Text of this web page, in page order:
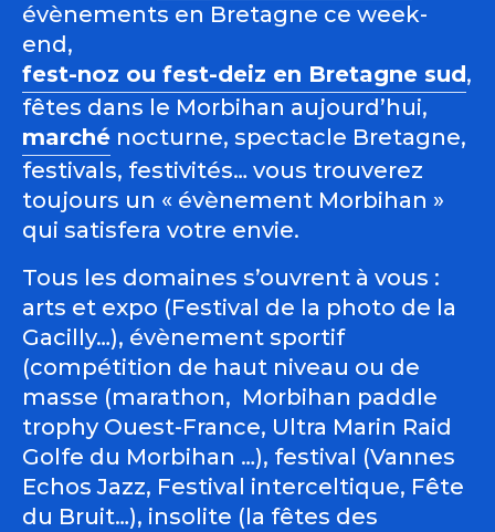
évènements en Bretagne ce week-
end,
fest-noz ou fest-deiz en Bretagne sud,
fêtes dans le Morbihan aujourd’hui,
marché nocturne, spectacle Bretagne,
festivals, festivités… vous trouverez
toujours un « évènement Morbihan »
qui satisfera votre envie.
Tous les domaines s’ouvrent à vous :
arts et expo (Festival de la photo de la
Gacilly…), évènement sportif
(compétition de haut niveau ou de
masse (marathon, Morbihan paddle
trophy Ouest-France, Ultra Marin Raid
Golfe du Morbihan …), festival (Vannes
Echos Jazz, Festival interceltique, Fête
du Bruit…), insolite (la fêtes des